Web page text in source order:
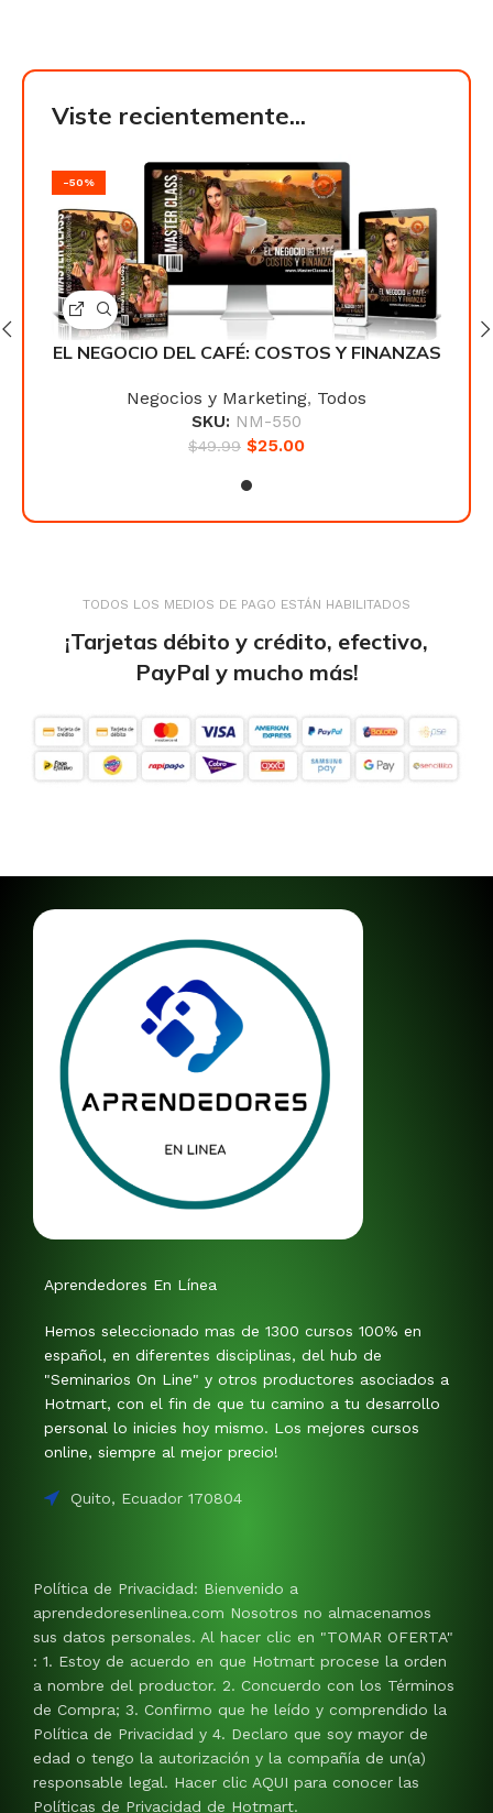
Viste recientemente...
-50%
EL NEGOCIO DEL CAFÉ: COSTOS Y FINANZAS
Negocios y Marketing, Todos
SKU: NM-550
$49.99 $25.00
TODOS LOS MEDIOS DE PAGO ESTÁN HABILITADOS
¡Tarjetas débito y crédito, efectivo,
PayPal y mucho más!
Aprendedores En Línea
Hemos seleccionado mas de 1300 cursos 100% en
español, en diferentes disciplinas, del hub de
"Seminarios On Line" y otros productores asociados a
Hotmart, con el fin de que tu camino a tu desarrollo
personal lo inicies hoy mismo. Los mejores cursos
online, siempre al mejor precio!
Quito, Ecuador 170804
Política de Privacidad: Bienvenido a
aprendedoresenlinea.com Nosotros no almacenamos
sus datos personales. Al hacer clic en "TOMAR OFERTA"
: 1. Estoy de acuerdo en que Hotmart procese la orden
a nombre del productor. 2. Concuerdo con los Términos
de Compra; 3. Confirmo que he leído y comprendido la
Política de Privacidad y 4. Declaro que soy mayor de
edad o tengo la autorización y la compañía de un(a)
responsable legal. Hacer clic AQUI para conocer las
Políticas de Privacidad de Hotmart.